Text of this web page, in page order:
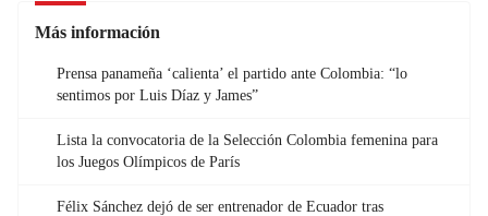
Más información
Prensa panameña ‘calienta’ el partido ante Colombia: “lo
sentimos por Luis Díaz y James”
Lista la convocatoria de la Selección Colombia femenina para
los Juegos Olímpicos de París
Félix Sánchez dejó de ser entrenador de Ecuador tras